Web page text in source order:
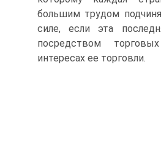
большим трудом
силе, если эта
посредством
интересах ее торгов­ли.